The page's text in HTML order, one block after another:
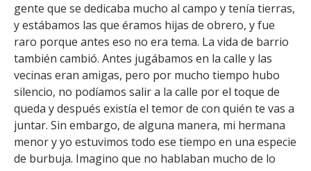
gente que se dedicaba mucho al campo y tenía tierras,
y estábamos las que éramos hijas de obrero, y fue
raro porque antes eso no era tema. La vida de barrio
también cambió. Antes jugábamos en la calle y las
vecinas eran amigas, pero por mucho tiempo hubo
silencio, no podíamos salir a la calle por el toque de
queda y después existía el temor de con quién te vas a
juntar. Sin embargo, de alguna manera, mi hermana
menor y yo estuvimos todo ese tiempo en una especie
de burbuja. Imagino que no hablaban mucho de lo